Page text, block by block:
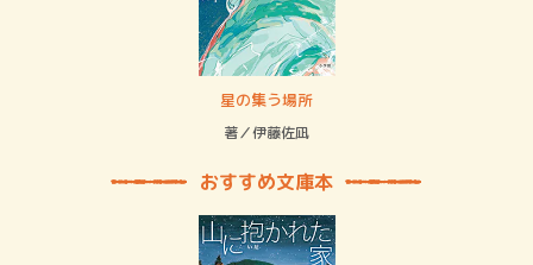
星の集う場所
著／伊藤佐凪
おすすめ文庫本